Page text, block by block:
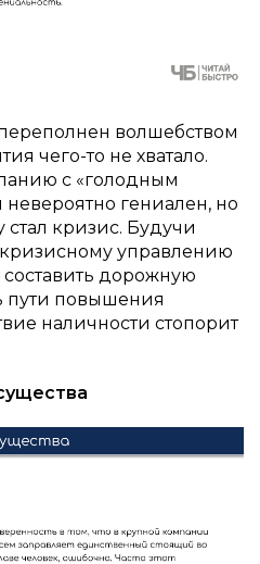
волшебством
чего-то не хватало.
с «голодным
гениален, но
кризис. Будучи
управлению
дорожную
пути повышения
наличности стопорит